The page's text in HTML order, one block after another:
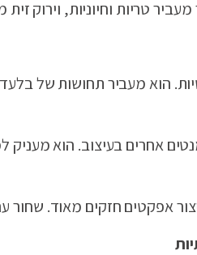
טריות וחיוניות, וירוק זית
אחרים בעיצוב. הוא מעניק
אפקטים חזקים מאוד. שחור